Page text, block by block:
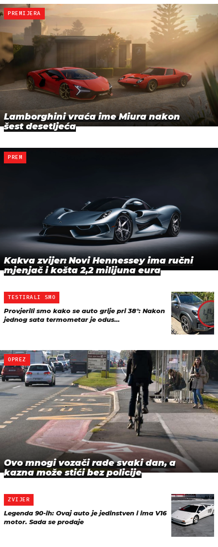
PREMIJERA
Lamborghini vraća ime Miura nakon
šest desetljeća
PREM
Kakva zvijer: Novi Hennessey ima ručni
mjenjač i košta 2,2 milijuna eura
TESTIRALI SMO
Provjerili smo kako se auto grije pri 38°: Nakon
jednog sata termometar je odus…
OPREZ
Ovo mnogi vozači rade svaki dan, a
kazna može stići bez policije
ZVIJER
Legenda 90-ih: Ovaj auto je jedinstven i ima V16
motor. Sada se prodaje